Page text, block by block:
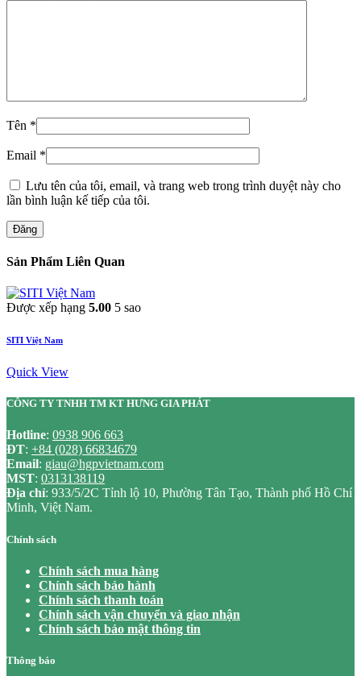
Tên *
Email *
Lưu tên của tôi, email, và trang web trong trình duyệt này cho
lần bình luận kế tiếp của tôi.
Đăng
Sản Phẩm Liên Quan
Được xếp hạng 5.00 5 sao
SITI Việt Nam
Quick View
CÔNG TY TNHH TM KT HƯNG GIA PHÁT
Hotline: 0938 906 663
ĐT: +84 (028) 66834679
Email: giau@hgpvietnam.com
MST: 0313138119
Địa chỉ: 933/5/2C Tỉnh lộ 10, Phường Tân Tạo, Thành phố Hồ Chí
Minh, Việt Nam.
Chính sách
Chính sách mua hàng
Chính sách bảo hành
Chính sách thanh toán
Chính sách vận chuyển và giao nhận
Chính sách bảo mật thông tin
Thông báo